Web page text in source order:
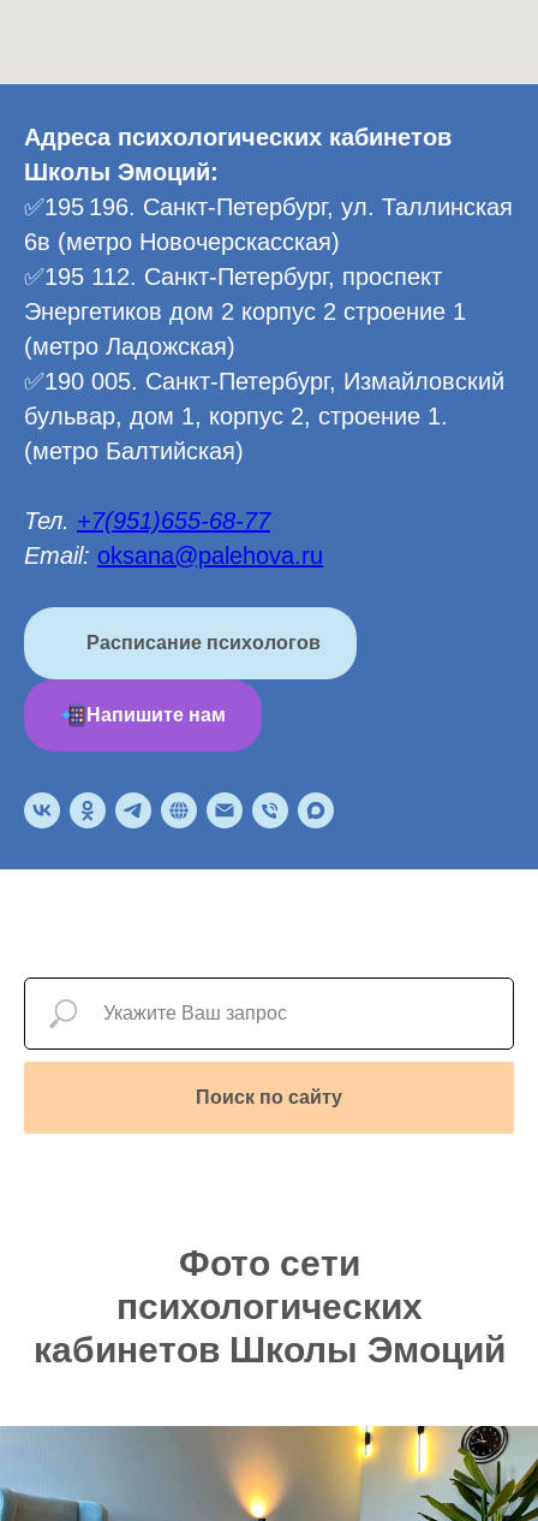
Адреса психологических кабинетов
Школы Эмоций:
✅195 196. Санкт-Петербург, ул. Таллинская
6в (метро Новочерскасская)
✅195 112. Санкт-Петербург, проспект
Энергетиков дом 2 корпус 2 строение 1
(метро Ладожская)
✅190 005. Санкт-Петербург, Измайловский
бульвар, дом 1, корпус 2, строение 1.
(метро Балтийская)
Тел. +7(951)655-68-77
Email: oksana@palehova.ru
Расписание психологов
Напишите нам
Поиск по сайту
Фото сети
психологических
кабинетов Школы Эмоций